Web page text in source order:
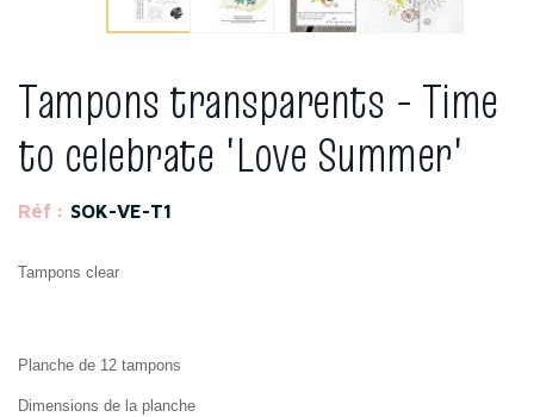
Tampons transparents - Time
to celebrate 'Love Summer'
Réf : SOK-VE-T1
Tampons clear
Planche de 12 tampons
Dimensions de la planche